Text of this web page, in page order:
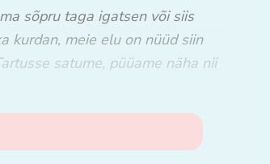
sõpru taga igatsen või siis
kurdan, meie elu on nüüd siin
satume, püüame näha nii